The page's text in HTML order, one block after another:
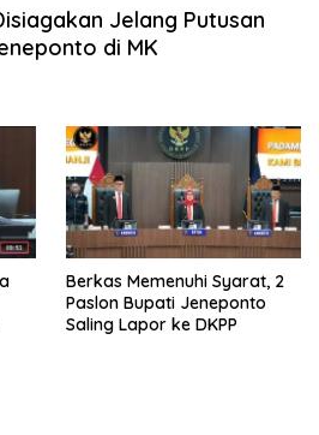
Jelang Putusan
di MK
Berkas Memenuhi Syarat, 2
Paslon Bupati Jeneponto
Saling Lapor ke DKPP